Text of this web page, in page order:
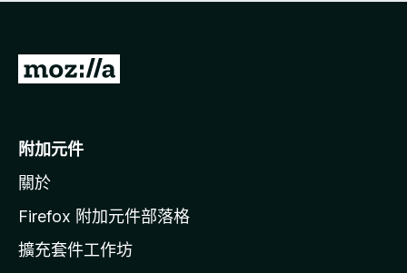
有
前
o
i
l
a
附加元件
關於
Firefox 附加元件部落格
擴充套件工作坊